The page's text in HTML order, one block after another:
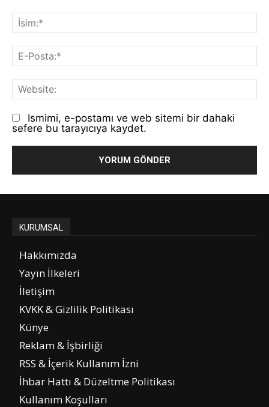
Ismimi, e-postamı ve web sitemi bir dahaki
sefere bu tarayıcıya kaydet.
KURUMSAL
Hakkımızda
Yayın İlkeleri
İletişim
KVKK & Gizlilik Politikası
Künye
Reklam & İşbirliği
RSS & İçerik Kullanım İzni
İhbar Hattı & Düzeltme Politikası
Kullanım Koşulları